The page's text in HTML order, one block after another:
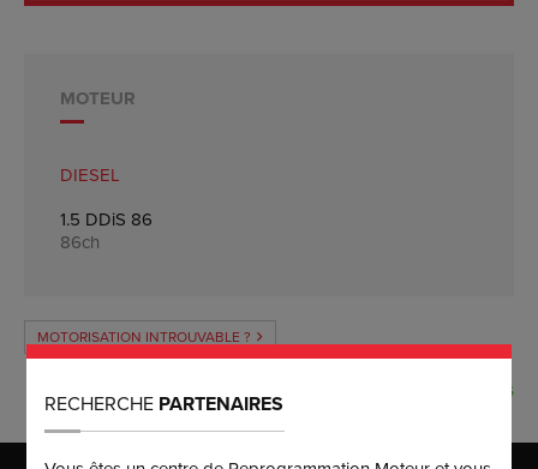
MOTEUR
DIESEL
1.5 DDiS 86
86ch
MOTORISATION INTROUVABLE ?
MOTEUR BONUS
RECHERCHE PARTENAIRES